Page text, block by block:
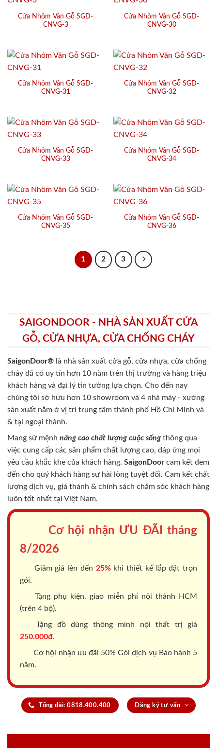
Cửa Nhôm Vân Gỗ SGD-
CNVG-3
Cửa Nhôm Vân Gỗ SGD-
CNVG-30
Cửa Nhôm Vân Gỗ SGD-
CNVG-31
Cửa Nhôm Vân Gỗ SGD-
CNVG-32
Cửa Nhôm Vân Gỗ SGD-
CNVG-33
Cửa Nhôm Vân Gỗ SGD-
CNVG-34
Cửa Nhôm Vân Gỗ SGD-
CNVG-35
Cửa Nhôm Vân Gỗ SGD-
CNVG-36
1 2 3
SAIGONDOOR - NHÀ SẢN XUẤT CỬA
GỖ, CỬA NHỰA, CỬA CHỐNG CHÁY
SaigonDoor® là nhà sản xuất cửa gỗ, cửa nhựa, cửa chống
cháy đã có uy tín hơn 10 năm trên thị trường và hàng triệu
khách hàng và đại lý tin tưởng lựa chọn. Cho đến nay
chúng tôi sở hữu hơn 10 showroom và 4 nhà máy - xưởng
sản xuất nằm ở vị trí trung tâm thành phố Hồ Chí Minh và
& tại ngoại thành.
Mang sứ mệnh nâng cao chất lượng cuộc sốngthông qua
việc cung cấp các sản phẩm chất lượng cao, đáp ứng mọi
yêu cầu khắc khe của khách hàng. SaigonDoor cam kết đem
đến cho quý khách hàng sự hài lòng tuyệt đối. Cam kết chất
lượng dịch vụ, giá thành & chính sách chăm sóc khách hàng
luôn tốt nhất tại Việt Nam.
Cơ hội nhận ƯU ĐÃI tháng
8/2026
Giảm giá lên đến 25%khi thiết kế lắp đặt trọn
gói.
Tặng phụ kiện, giao miễn phí nội thành HCM
(trên 4 bộ).
Tặng đồ dùng thông minh nội thất trị giá
250.000đ.
Cơ hội nhận ưu đãi 50% Gói dịch vụ Bảo hành 5
năm.
Tổng đài: 0818.400.400 Đăng ký tư vấn